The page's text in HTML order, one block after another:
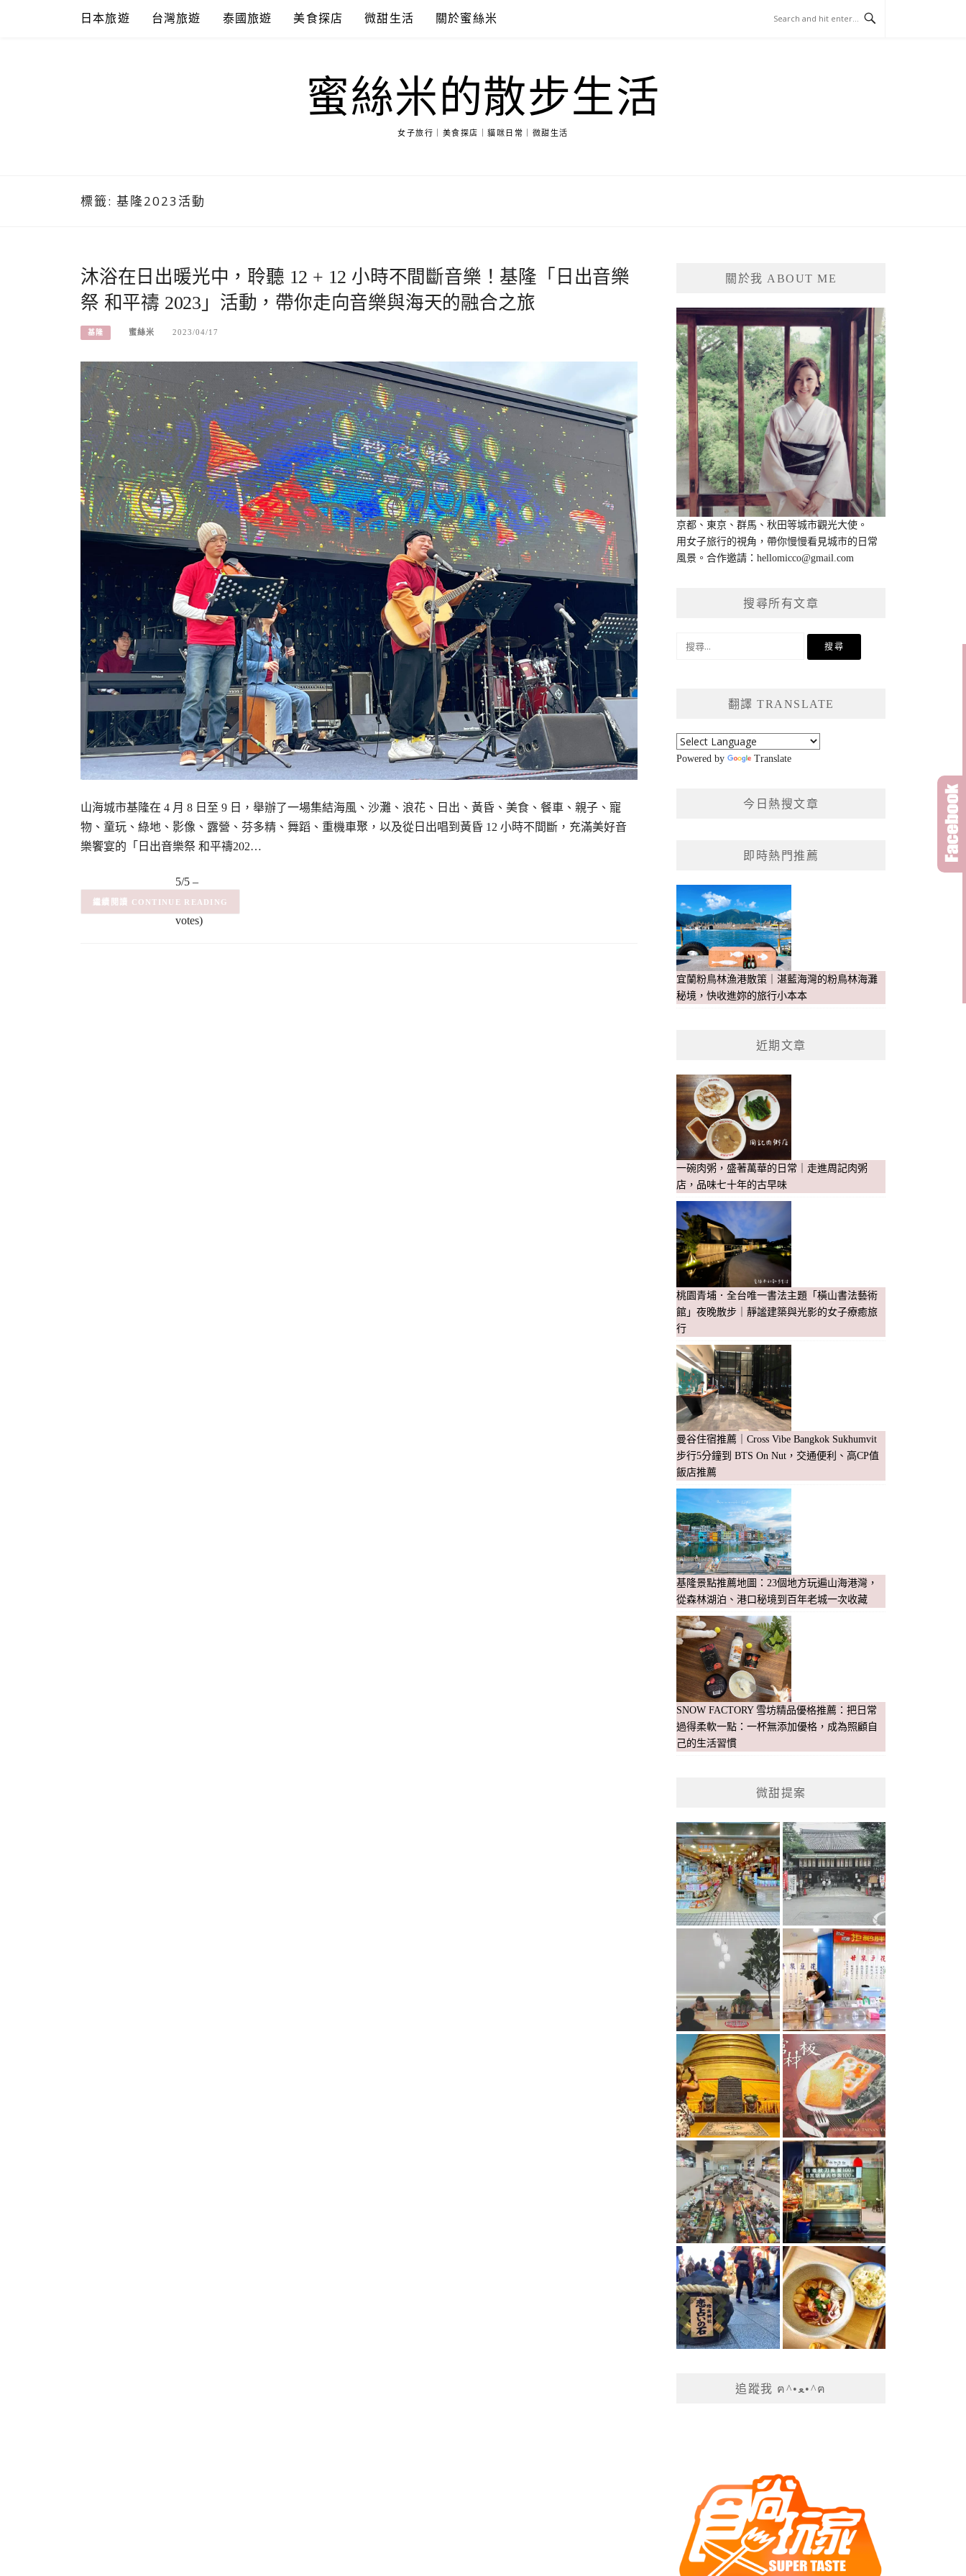
日本旅遊 台灣旅遊 泰國旅遊 美食探店 微甜生活 關於蜜絲米
蜜絲米的散步生活
女子旅行｜美食探店｜貓咪日常｜微甜生活
標籤: 基隆2023活動
沐浴在日出暖光中，聆聽 12 + 12 小時不間斷音樂！基隆「日出音樂
祭 和平禱 2023」活動，帶你走向音樂與海天的融合之旅
基隆 蜜絲米 2023/04/17
山海城市基隆在 4 月 8 日至 9 日，舉辦了一場集結海風、沙灘、浪花、日出、黃昏、美食、餐車、親子、寵
物、童玩、綠地、影像、露營、芬多精、舞蹈、重機車聚，以及從日出唱到黃昏 12 小時不間斷，充滿美好音
樂饗宴的「日出音樂祭 和平禱202…
5/5 –
(2
votes)
CONTINUE READING
關於我 ABOUT ME
京都、東京、群馬、秋田等城市觀光大使。
用女子旅行的視角，帶你慢慢看見城市的日常
風景。合作邀請：hellomicco@gmail.com
搜尋所有文章
翻譯 TRANSLATE
Powered by Translate
今日熱搜文章
即時熱門推薦
宜蘭粉鳥林漁港散策｜湛藍海灣的粉鳥林海灘
秘境，快收進妳的旅行小本本
近期文章
一碗肉粥，盛著萬華的日常｜走進周記肉粥
店，品味七十年的古早味
桃園青埔．全台唯一書法主題「橫山書法藝術
館」夜晚散步｜靜謐建築與光影的女子療癒旅
行
曼谷住宿推薦｜Cross Vibe Bangkok Sukhumvit
步行5分鐘到 BTS On Nut，交通便利、高CP值
飯店推薦
基隆景點推薦地圖：23個地方玩遍山海港灣，
從森林湖泊、港口秘境到百年老城一次收藏
SNOW FACTORY 雪坊精品優格推薦：把日常
過得柔軟一點：一杯無添加優格，成為照顧自
己的生活習慣
微甜提案
追蹤我 ฅ^•ﻌ•^ฅ